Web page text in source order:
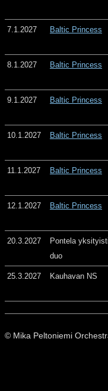
7.1.2027 Baltic Princess
8.1.2027 Baltic Princess
9.1.2027 Baltic Princess
10.1.2027 Baltic Princess
11.1.2027 Baltic Princess
12.1.2027 Baltic Princess
20.3.2027
Pontela
duo
25.3.2027 Kauhavan NS
© Mika Peltoniemi